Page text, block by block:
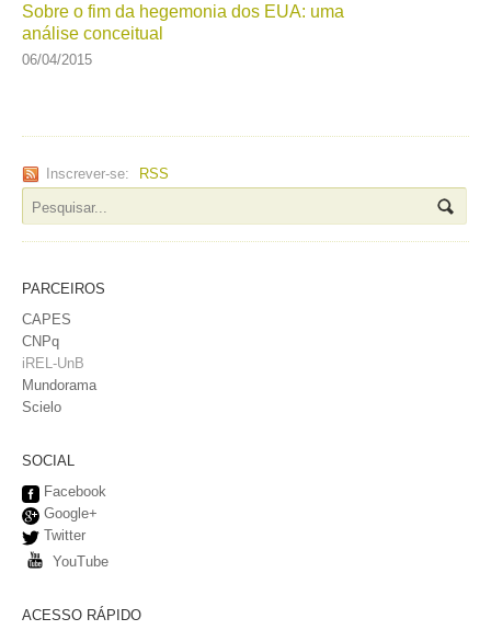
Sobre o fim da hegemonia dos EUA: uma
análise conceitual
06/04/2015
Inscrever-se: RSS
PARCEIROS
CAPES
CNPq
iREL-UnB
Mundorama
Scielo
SOCIAL
Facebook
Google+
Twitter
YouTube
ACESSO RÁPIDO